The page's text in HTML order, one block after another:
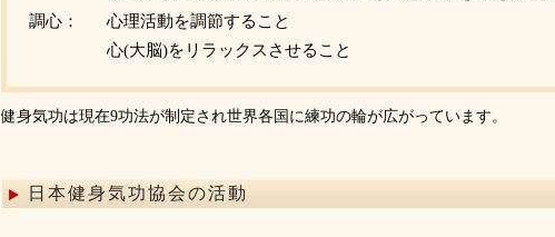
調心：
心理活動を調節すること
心(大脳)をリラックスさせること
健身気功は現在9功法が制定され世界各国に練功の輪が広がっています。
日本健身気功協会の活動